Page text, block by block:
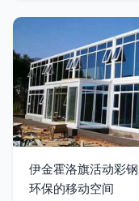
伊金霍洛旗活动彩
环保的移动空间